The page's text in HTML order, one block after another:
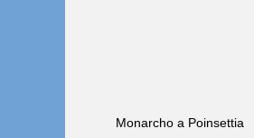
Monarcho a Poinsettia